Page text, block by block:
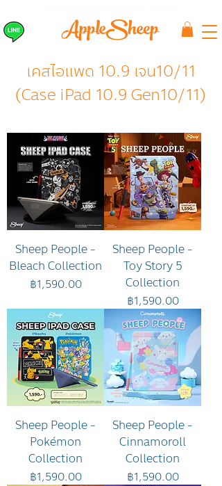
เคสไอแพด 10.9 เจน10/11
(Case iPad 10.9 Gen10/11)
Sheep People -
Bleach Collection
ราคา
฿1,590.00
Sheep People -
Toy Story 5
Collection
ราคา
฿1,590.00
Sheep People -
Pokémon
Collection
ราคา
฿1,590.00
Sheep People -
Cinnamoroll
Collection
ราคา
฿1,590.00